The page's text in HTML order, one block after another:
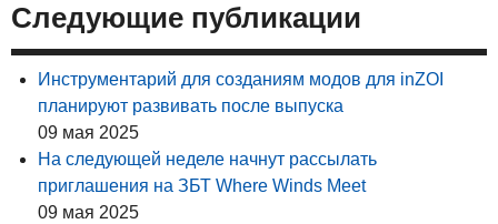
Следующие публикации
Инструментарий для созданиям модов для inZOI
планируют развивать после выпуска
09 мая 2025
На следующей неделе начнут рассылать
приглашения на ЗБТ Where Winds Meet
09 мая 2025